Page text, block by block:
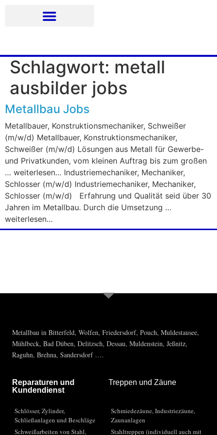
Schlagwort: metall
ausbilder jobs
Metallbau Jobs
Metallbauer, Konstruktionsmechaniker, Schweißer
(m/w/d) Metallbauer, Konstruktionsmechaniker,
Schweißer (m/w/d) Lösungen aus Metall für Gewerbe-
und Privatkunden, vom kleinen Auftrag bis zum großen
… weiterlesen… Industriemechaniker, Mechaniker,
Schlosser (m/w/d) Industriemechaniker, Mechaniker,
Schlosser (m/w/d) Erfahrung und Qualität seid über 30
Jahren im Metallbau. Durch die Umsetzung …
weiterlesen…
Metallbau in Bitterfeld, Wolfen, Friedersdorf, Pouch, Muldestausee,
Mühlbeck, Bad Düben, Delitzsch, Dessau, Muldenstein, Jeßnitz,
Raguhn, Brehna, Sandersdorf ….
Reparaturen und
Kundendienst
Schlösser, Zylinder,
Schließanlagen und Beschläge
Schweißarbeiten von Stahl,
Treppen und Zäune
Schmiedezäune, Industriezäune,
Zaunanlagen
Stahltreppen (individuell auch mit